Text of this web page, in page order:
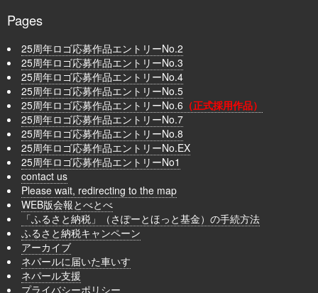
Pages
25周年ロゴ応募作品エントリーNo.2
25周年ロゴ応募作品エントリーNo.3
25周年ロゴ応募作品エントリーNo.4
25周年ロゴ応募作品エントリーNo.5
25周年ロゴ応募作品エントリーNo.6 （正式採用作品）
25周年ロゴ応募作品エントリーNo.7
25周年ロゴ応募作品エントリーNo.8
25周年ロゴ応募作品エントリーNo.EX
25周年ロゴ応募作品エントリーNo1
contact us
Please wait, redirecting to the map
WEB版会報とべとべ
「ふるさと納税」（さぽーとほっと基金）の手続方法
ふるさと納税キャンペーン
アーカイブ
ネパールに届いた車いす
ネパール支援
プライバシーポリシー